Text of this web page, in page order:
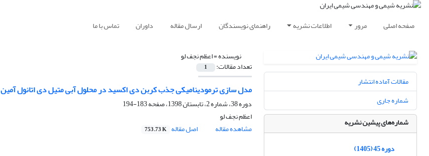
صفحه اصلی مرور اطلاعات نشریه راهنمای نویسندگان ارسال مقاله داوران تماس با ما
نویسنده =اعظم نجف لو
تعداد مقالات: 1
مدل سازی ترمودینامیکی جذب کربن دی اکسید در محلول آبی متیل دی اتانول آمین
دوره 38، شماره 2، تابستان 1398، صفحه
183-194
اعظم نجف لو
مشاهده مقاله
اصل مقاله 753.73 K
مقالات آماده انتشار
شماره جاری
شماره‌های پیشین نشریه
دوره 45 (1405)